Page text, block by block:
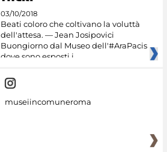
03/10/2018
Beati coloro che coltivano la voluttà
dell'attesa. — Jean Josipovici
Buongiorno dal Museo dell'#AraPacis
dove sono esposti i
museiincomuneroma